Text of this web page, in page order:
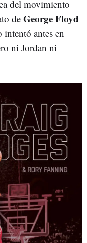
del movimiento
de George Floyd
intentó antes en
ni Jordan ni